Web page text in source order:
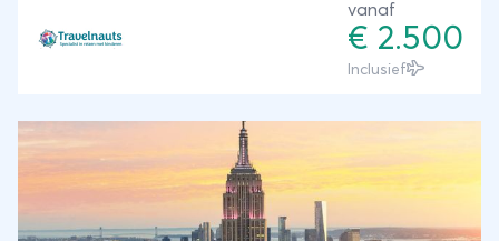
gebied. Een prachtige rondreis voor het hele gezin
in een aangenaam reistempo, zodat deze geschikt
vanaf
€ 2.500
Inclusief